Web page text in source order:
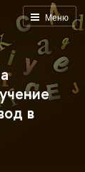
Меню
в